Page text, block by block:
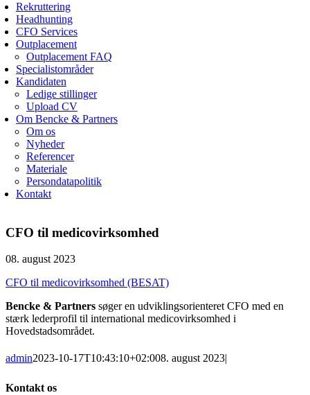
Rekruttering
Headhunting
CFO Services
Outplacement
Outplacement FAQ
Specialistområder
Kandidaten
Ledige stillinger
Upload CV
Om Bencke & Partners
Om os
Nyheder
Referencer
Materiale
Persondatapolitik
Kontakt
CFO til medicovirksomhed
08. august 2023
CFO til medicovirksomhed (BESAT)
Bencke & Partners søger en udviklingsorienteret CFO med en
stærk lederprofil til international medicovirksomhed i
Hovedstadsområdet.
admin2023-10-17T10:43:10+02:008. august 2023|
Kontakt os